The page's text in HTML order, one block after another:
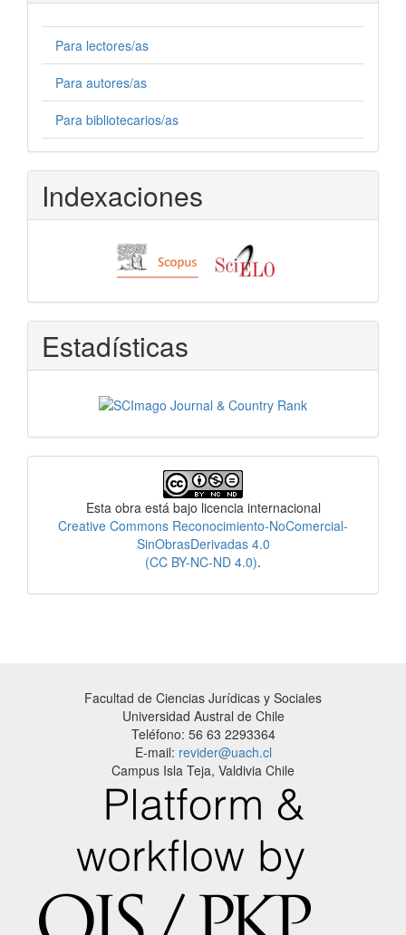
Para lectores/as
Para autores/as
Para bibliotecarios/as
Indexaciones
Estadísticas
Esta obra está bajo licencia internacional
Creative Commons Reconocimiento-NoComercial-
SinObrasDerivadas 4.0
(CC BY-NC-ND 4.0).
Facultad de Ciencias Jurídicas y Sociales
Universidad Austral de Chile
Teléfono: 56 63 2293364
E-mail: revider@uach.cl
Campus Isla Teja, Valdivia Chile